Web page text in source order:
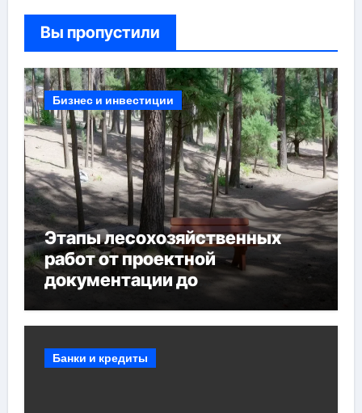
Вы пропустили
Бизнес и инвестиции
Этапы лесохозяйственных
работ от проектной
документации до
мероприятий и обустройства
Банки и кредиты